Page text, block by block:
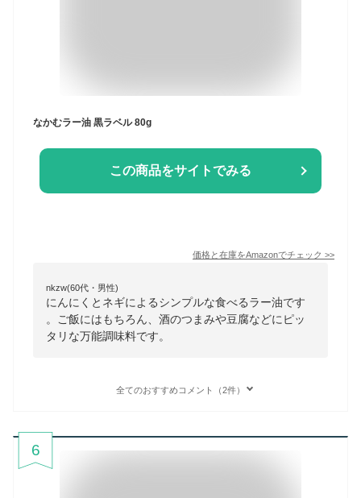
なかむラー油 黒ラベル 80g
この商品をサイトでみる
価格と在庫をAmazonでチェック >>
nkzw(60代・男性)
にんにくとネギによるシンプルな食べるラー油です
。ご飯にはもちろん、酒のつまみや豆腐などにピッ
タリな万能調味料です。
全てのおすすめコメント（2件）
6